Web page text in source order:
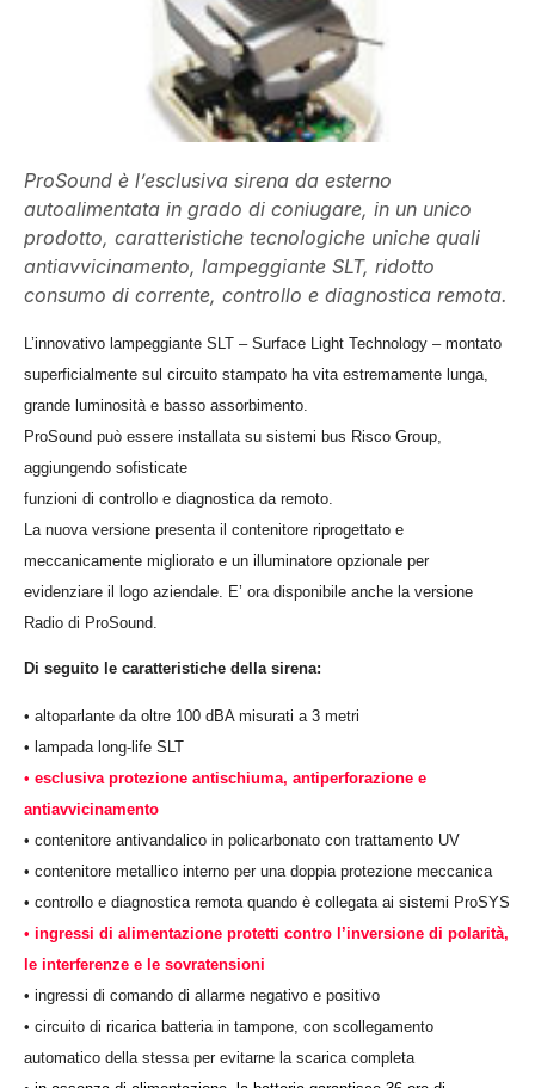
ProSound è l’esclusiva sirena da esterno
autoalimentata in grado di coniugare, in un unico
prodotto, caratteristiche tecnologiche uniche quali
antiavvicinamento, lampeggiante SLT, ridotto
consumo di corrente, controllo e diagnostica remota.
L’innovativo lampeggiante SLT – Surface Light Technology – montato
superficialmente sul circuito stampato ha vita estremamente lunga,
grande luminosità e basso assorbimento.
ProSound può essere installata su sistemi bus Risco Group,
aggiungendo sofisticate
funzioni di controllo e diagnostica da remoto.
La nuova versione presenta il contenitore riprogettato e
meccanicamente migliorato e un illuminatore opzionale per
evidenziare il logo aziendale. E’ ora disponibile anche la versione
Radio di ProSound.
Di seguito le caratteristiche della sirena:
• altoparlante da oltre 100 dBA misurati a 3 metri
• lampada long-life SLT
• esclusiva protezione antischiuma, antiperforazione e
antiavvicinamento
• contenitore antivandalico in policarbonato con trattamento UV
• contenitore metallico interno per una doppia protezione meccanica
• controllo e diagnostica remota quando è collegata ai sistemi ProSYS
• ingressi di alimentazione protetti contro l’inversione di polarità,
le interferenze e le sovratensioni
• ingressi di comando di allarme negativo e positivo
• circuito di ricarica batteria in tampone, con scollegamento
automatico della stessa per evitarne la scarica completa